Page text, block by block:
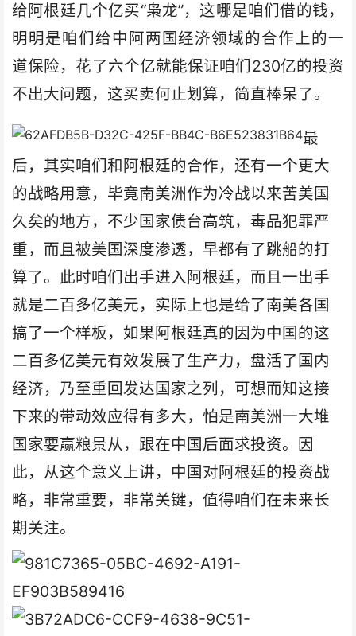
给阿根廷几个亿买“枭龙”，这哪是咱们借的钱，
明明是咱们给中阿两国经济领域的合作上的一
道保险，花了六个亿就能保证咱们230亿的投资
不出大问题，这买卖何止划算，简直棒呆了。
最
后，其实咱们和阿根廷的合作，还有一个更大
的战略用意，毕竟南美洲作为冷战以来苦美国
久矣的地方，不少国家债台高筑，毒品犯罪严
重，而且被美国深度渗透，早都有了跳船的打
算了。此时咱们出手进入阿根廷，而且一出手
就是二百多亿美元，实际上也是给了南美各国
搞了一个样板，如果阿根廷真的因为中国的这
二百多亿美元有效发展了生产力，盘活了国内
经济，乃至重回发达国家之列，可想而知这接
下来的带动效应得有多大，怕是南美洲一大堆
国家要赢粮景从，跟在中国后面求投资。因
此，从这个意义上讲，中国对阿根廷的投资战
略，非常重要，非常关键，值得咱们在未来长
期关注。